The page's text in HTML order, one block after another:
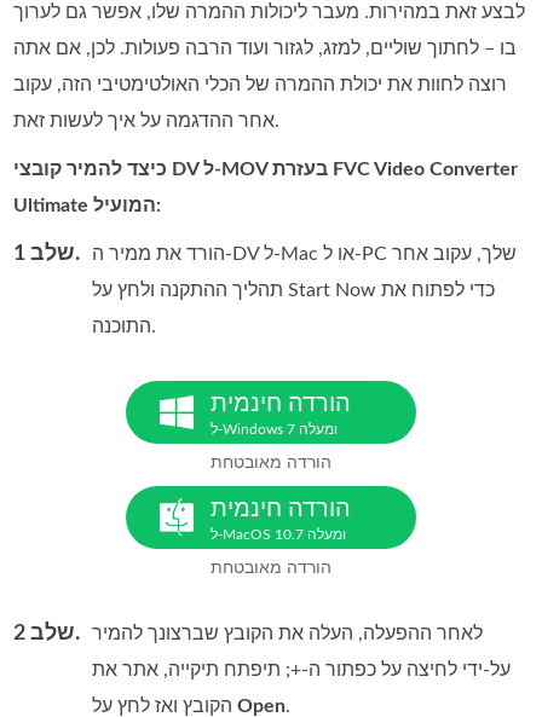
לבצע זאת במהירות. מעבר ליכולות ההמרה שלו, אפשר גם לערוך
בו – לחתוך שוליים, למזג, לגזור ועוד הרבה פעולות. לכן, אם אתה
רוצה לחוות את יכולת ההמרה של הכלי האולטימטיבי הזה, עקוב
אחר ההדגמה על איך לעשות זאת.
כיצד להמיר קובצי DV ל‑MOV בעזרת FVC Video Converter
Ultimate המועיל:
שלב 1.
הורד את ממיר ה‑DV ל‑Mac או ל‑PC שלך, עקוב אחר
תהליך ההתקנה ולחץ על Start Now כדי לפתוח את
התוכנה.
הורדה חינמית
ל-Windows 7 ומעלה
הורדה מאובטחת
הורדה חינמית
ל-MacOS 10.7 ומעלה
הורדה מאובטחת
שלב 2.
לאחר ההפעלה, העלה את הקובץ שברצונך להמיר
על‑ידי לחיצה על כפתור ה‑+; תיפתח תיקייה, אתר את
הקובץ ואז לחץ עלOpen.